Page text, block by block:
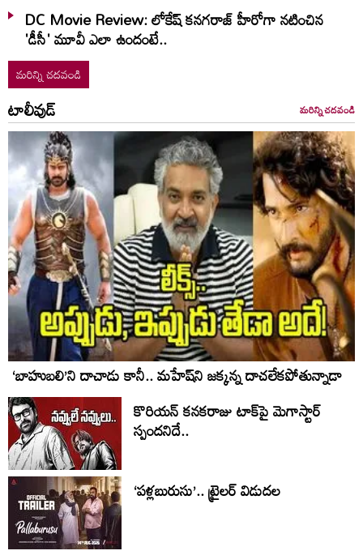
DC Movie Review: లోకేష్ కనగరాజ్ హీరోగా నటించిన
'డీసీ' మూవీ ఎలా ఉందంటే..
మరిన్ని చదవండి
టాలీవుడ్ మరిన్ని చదవండి
‘బాహుబలి’ని దాచాడు కానీ.. మహేష్‌ని జక్కన్న దాచలేకపోతున్నాడా
కొరియన్ కనకరాజు టాక్‌పై మెగాస్టార్
స్పందనిదే..
‘పళ్లబురుసు’.. ట్రైలర్ విడుదల